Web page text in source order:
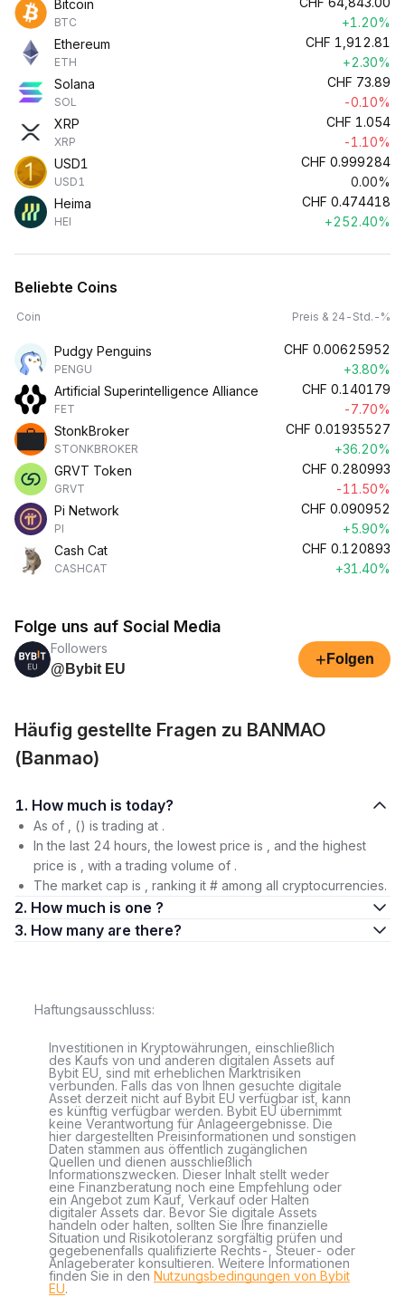
Bitcoin
BTC
+1.20%
Ethereum
ETH
CHF 1,912.81
+2.30%
Solana
SOL
CHF 73.89
-0.10%
XRP
XRP
CHF 1.054
-1.10%
USD1
USD1
CHF 0.999284
0.00%
Heima
HEI
CHF 0.474418
+252.40%
Beliebte Coins
Coin Preis & 24-Std.-%
Pudgy Penguins
PENGU
CHF 0.00625952
+3.80%
Artificial Superintelligence Alliance
FET
CHF 0.140179
-7.70%
StonkBroker
STONKBROKER
CHF 0.01935527
+36.20%
GRVT Token
GRVT
CHF 0.280993
-11.50%
Pi Network
PI
CHF 0.090952
+5.90%
Cash Cat
CASHCAT
CHF 0.120893
+31.40%
Folge uns auf Social Media
Followers
@Bybit EU
+ Folgen
Häufig gestellte Fragen zu BANMAO
(Banmao)
1. How much is today?
As of , () is trading at .
In the last 24 hours, the lowest price is , and the highest
price is , with a trading volume of .
The market cap is , ranking it # among all cryptocurrencies.
2. How much is one ?
3. How many are there?
Haftungsausschluss:
Investitionen in Kryptowährungen, einschließlich
des Kaufs von und anderen digitalen Assets auf
Bybit EU, sind mit erheblichen Marktrisiken
verbunden. Falls das von Ihnen gesuchte digitale
Asset derzeit nicht auf Bybit EU verfügbar ist, kann
es künftig verfügbar werden. Bybit EU übernimmt
keine Verantwortung für Anlageergebnisse. Die
hier dargestellten Preisinformationen und sonstigen
Daten stammen aus öffentlich zugänglichen
Quellen und dienen ausschließlich
Informationszwecken. Dieser Inhalt stellt weder
eine Finanzberatung noch eine Empfehlung oder
ein Angebot zum Kauf, Verkauf oder Halten
digitaler Assets dar. Bevor Sie digitale Assets
handeln oder halten, sollten Sie Ihre finanzielle
Situation und Risikotoleranz sorgfältig prüfen und
gegebenenfalls qualifizierte Rechts-, Steuer- oder
Anlageberater konsultieren. Weitere Informationen
finden Sie in den Nutzungsbedingungen von Bybit
EU.